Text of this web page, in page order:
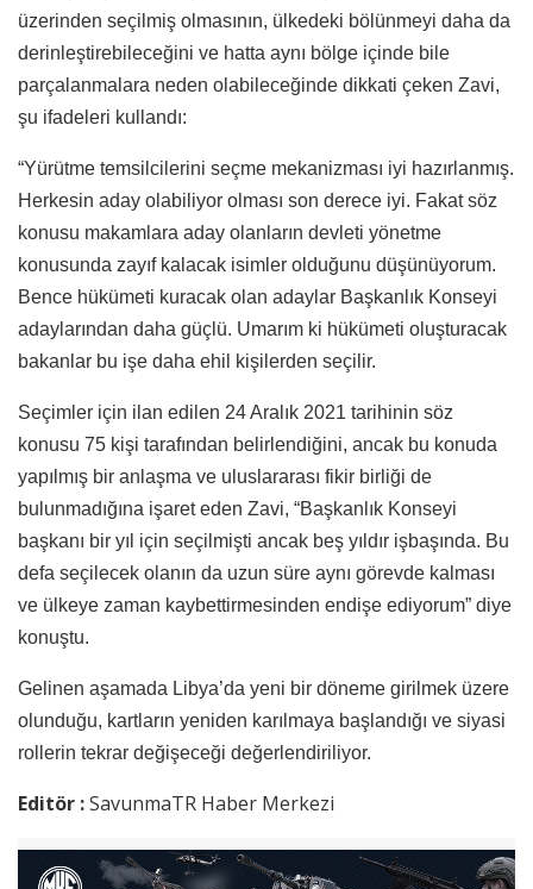
üzerinden seçilmiş olmasının, ülkedeki bölünmeyi daha da
derinleştirebileceğini ve hatta aynı bölge içinde bile
parçalanmalara neden olabileceğinde dikkati çeken Zavi,
şu ifadeleri kullandı:
“Yürütme temsilcilerini seçme mekanizması iyi hazırlanmış.
Herkesin aday olabiliyor olması son derece iyi. Fakat söz
konusu makamlara aday olanların devleti yönetme
konusunda zayıf kalacak isimler olduğunu düşünüyorum.
Bence hükümeti kuracak olan adaylar Başkanlık Konseyi
adaylarından daha güçlü. Umarım ki hükümeti oluşturacak
bakanlar bu işe daha ehil kişilerden seçilir.
Seçimler için ilan edilen 24 Aralık 2021 tarihinin söz
konusu 75 kişi tarafından belirlendiğini, ancak bu konuda
yapılmış bir anlaşma ve uluslararası fikir birliği de
bulunmadığına işaret eden Zavi, “Başkanlık Konseyi
başkanı bir yıl için seçilmişti ancak beş yıldır işbaşında. Bu
defa seçilecek olanın da uzun süre aynı görevde kalması
ve ülkeye zaman kaybettirmesinden endişe ediyorum” diye
konuştu.
Gelinen aşamada Libya’da yeni bir döneme girilmek üzere
olunduğu, kartların yeniden karılmaya başlandığı ve siyasi
rollerin tekrar değişeceği değerlendiriliyor.
Editör :SavunmaTR Haber Merkezi